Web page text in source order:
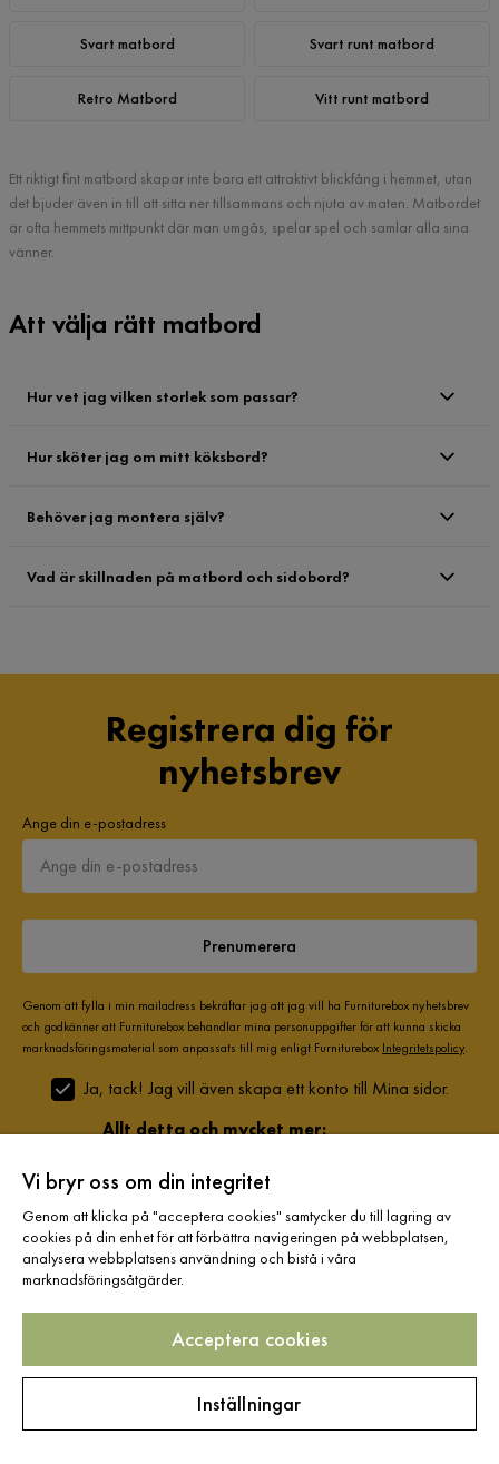
Svart matbord Svart runt matbord
Retro Matbord Vitt runt matbord
Ett riktigt fint matbord skapar inte bara ett attraktivt blickfång i hemmet, utan
det bjuder även in till att sitta ner tillsammans och njuta av maten. Matbordet
är ofta hemmets mittpunkt där man umgås, spelar spel och samlar alla sina
vänner.
Att välja rätt matbord
Hur vet jag vilken storlek som passar?
Hur sköter jag om mitt köksbord?
Behöver jag montera själv?
Vad är skillnaden på matbord och sidobord?
Registrera dig för
nyhetsbrev
Ange din e-postadress
Prenumerera
Genom att fylla i min mailadress bekräftar jag att jag vill ha Furniturebox nyhetsbrev
och godkänner att Furniturebox behandlar mina personuppgifter för att kunna skicka
marknadsföringsmaterial som anpassats till mig enligt Furniturebox Integritetspolicy.
Ja, tack! Jag vill även skapa ett konto till Mina sidor.
Allt detta och mycket mer:
•Personliga erbjudanden online & i butik
•Kostnadsfritt och helt digitalt
Vi bryr oss om din integritet
Genom att klicka på "acceptera cookies" samtycker du till lagring av
cookies på din enhet för att förbättra navigeringen på webbplatsen,
analysera webbplatsens användning och bistå i våra
marknadsföringsåtgärder.
Acceptera cookies
Inställningar